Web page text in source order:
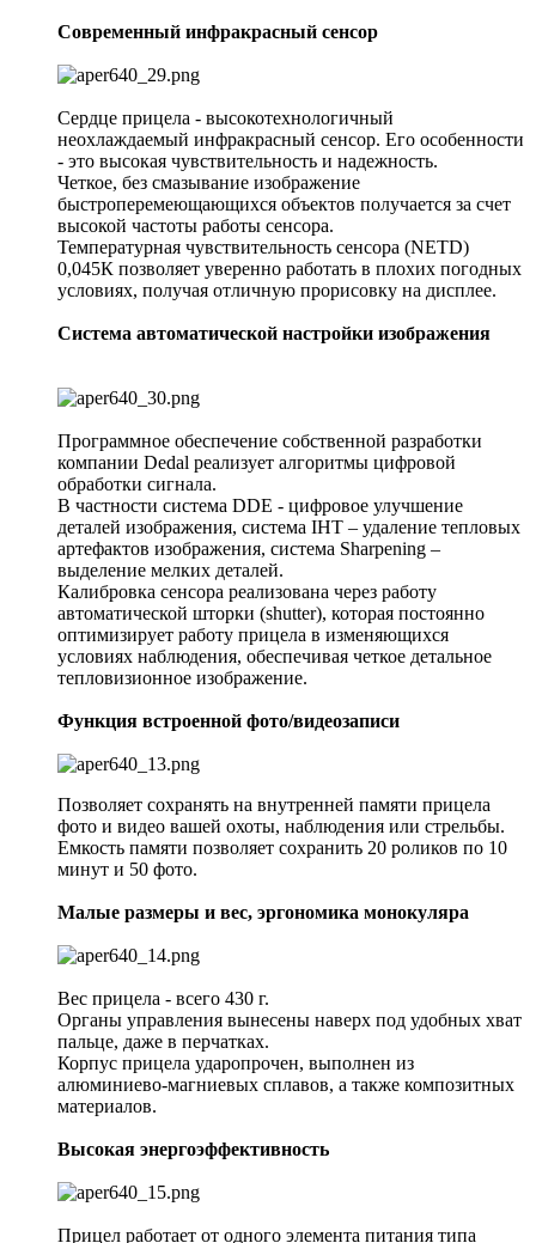
Современный инфракрасный сенсор
Сердце прицела - высокотехнологичный
неохлаждаемый инфракрасный сенсор. Его особенности
- это высокая чувствительность и надежность.
Четкое, без смазывание изображение
быстроперемеющающихся объектов получается за счет
высокой частоты работы сенсора.
Температурная чувствительность сенсора (NETD)
0,045К позволяет уверенно работать в плохих погодных
условиях, получая отличную прорисовку на дисплее.
Система автоматической настройки изображения
Программное обеспечение собственной разработки
компании Dedal реализует алгоритмы цифровой
обработки сигнала.
В частности система DDE - цифровое улучшение
деталей изображения, система IHT – удаление тепловых
артефактов изображения, система Sharpening –
выделение мелких деталей.
Калибровка сенсора реализована через работу
автоматической шторки (shutter), которая постоянно
оптимизирует работу прицела в изменяющихся
условиях наблюдения, обеспечивая четкое детальное
тепловизионное изображение.
Функция встроенной фото/видеозаписи
Позволяет сохранять на внутренней памяти прицела
фото и видео вашей охоты, наблюдения или стрельбы.
Емкость памяти позволяет сохранить 20 роликов по 10
минут и 50 фото.
Малые размеры и вес, эргономика монокуляра
Вес прицела - всего 430 г.
Органы управления вынесены наверх под удобных хват
пальце, даже в перчатках.
Корпус прицела ударопрочен, выполнен из
алюминиево-магниевых сплавов, а также композитных
материалов.
Высокая энергоэффективность
Прицел работает от одного элемента питания типа